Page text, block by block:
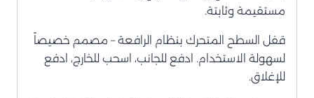
مستقيمة وثابتة.
قفل السطح المتحرك بنظام الرافعة – مصمم خصيصاً
لسهولة الاستخدام. ادفع للجانب، اسحب للخارج، ادفع
للإغلاق.